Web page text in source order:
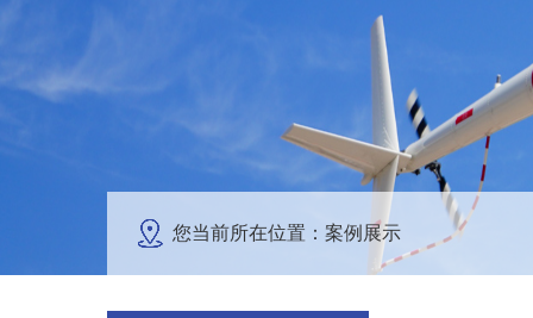
您当前所在位置：案例展示